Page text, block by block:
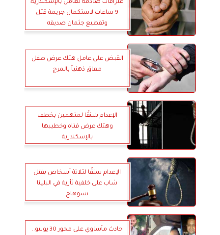
اعترافات صادمة لعامل بالإسكندرية:
9 ساعات لاستكمال جريمة قتل
وتقطيع جثمان صديقه
القبض على عامل هتك عرض طفل
معاق ذهنياً بالمرج
الإعدام شنقًا لمتهمين بخطف
وهتك عرض فتاة وخطيبها
بالإسكندرية
الإعدام شنقًا لثلاثة أشخاص بقتل
شاب على خلفية ثأرية في البلينا
بسوهاج
حادث مأساوي على محور 30 يونيو..